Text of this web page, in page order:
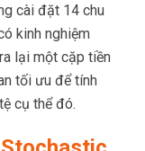
cài đặt 14 chu
kinh nghiệm
lại một cặp tiền
tối ưu để tính
cụ thể đó.